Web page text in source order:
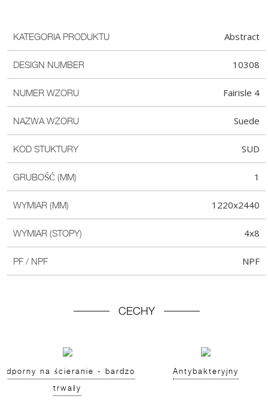
KATEGORIA PRODUKTU Abstract
DESIGN NUMBER 10308
NUMER WZORU Fairisle 4
NAZWA WZORU Suede
KOD STUKTURY SUD
GRUBOŚĆ (MM) 1
WYMIAR (MM) 1220x2440
WYMIAR (STOPY) 4x8
PF / NPF NPF
CECHY
Odporny na ścieranie - bardzo
trwały
Antybakteryjny